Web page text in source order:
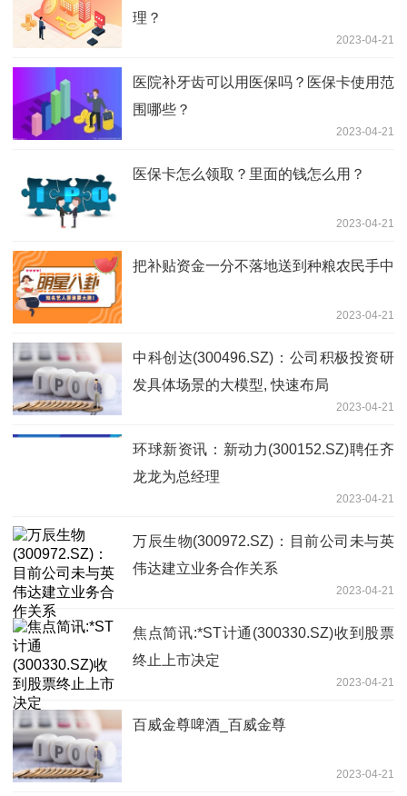
理？
2023-04-21
医院补牙齿可以用医保吗？医保卡使用范
围哪些？
2023-04-21
医保卡怎么领取？里面的钱怎么用？
2023-04-21
把补贴资金一分不落地送到种粮农民手中
2023-04-21
中科创达(300496.SZ)：公司积极投资研
发具体场景的大模型, 快速布局
2023-04-21
环球新资讯：新动力(300152.SZ)聘任齐
龙龙为总经理
2023-04-21
万辰生物(300972.SZ)：目前公司未与英
伟达建立业务合作关系
2023-04-21
焦点简讯:*ST计通(300330.SZ)收到股票
终止上市决定
2023-04-21
百威金尊啤酒_百威金尊
2023-04-21